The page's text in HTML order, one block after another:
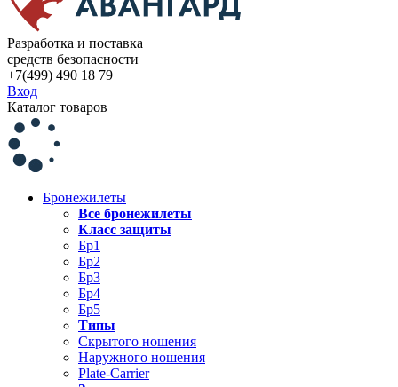
Разработка и поставка
средств безопасности
+7(499) 490 18 79
Вход
Каталог товаров
Бронежилеты
Все бронежилеты
Класс защиты
Бр1
Бр2
Бр3
Бр4
Бр5
Типы
Скрытого ношения
Наружного ношения
Plate-Carrier